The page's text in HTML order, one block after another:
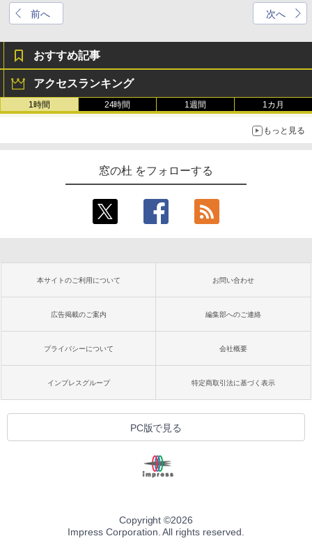
前へ 次へ
おすすめ記事
アクセスランキング
1時間 24時間 1週間 1カ月
もっと見る
窓の杜 をフォローする
本サイトのご利用について お問い合わせ
広告掲載のご案内 編集部へのご連絡
プライバシーについて 会社概要
インプレスグループ 特定商取引法に基づく表示
PC版で見る
Copyright ©2026
Impress Corporation. All rights reserved.